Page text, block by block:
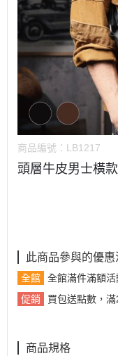
商品編號： LB1217
頭層牛皮男士橫
此商品參與的優惠
全館
全館滿件滿額
促銷
買包送點數，
商品規格